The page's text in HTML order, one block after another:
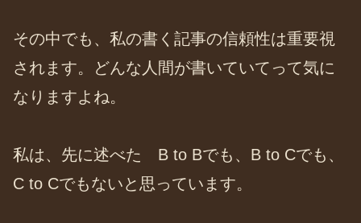
その中でも、私の書く記事の信頼性は重要視
されます。どんな人間が書いていてって気に
なりますよね。
私は、先に述べた B to Bでも、B to Cでも、
C to Cでもないと思っています。